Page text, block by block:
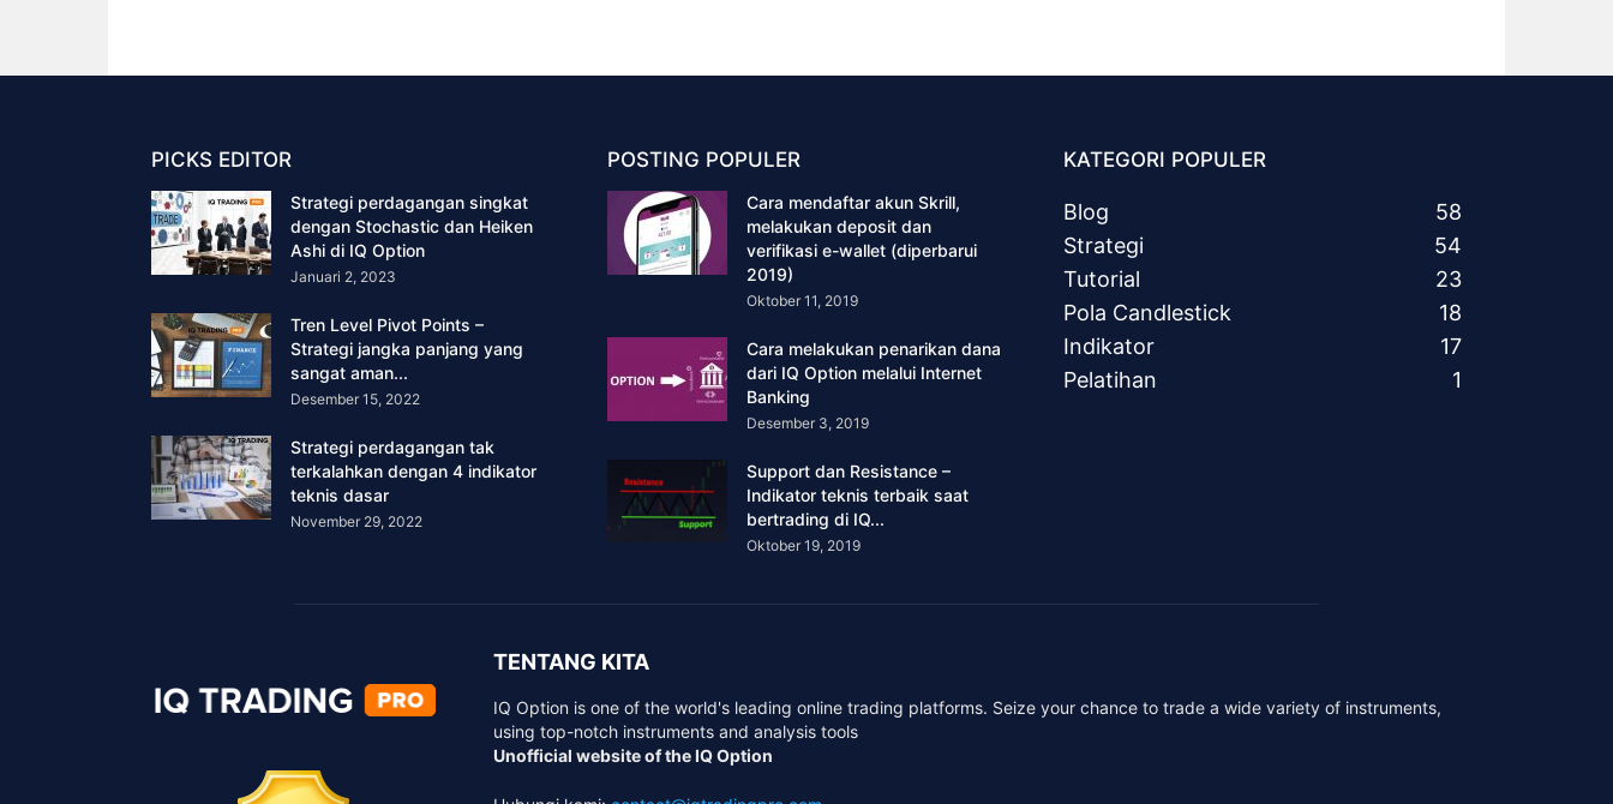
PICKS EDITOR
Strategi perdagangan singkat
dengan Stochastic dan Heiken
Ashi di IQ Option
Januari 2, 2023
Tren Level Pivot Points –
Strategi jangka panjang yang
sangat aman...
Desember 15, 2022
Strategi perdagangan tak
terkalahkan dengan 4 indikator
teknis dasar
November 29, 2022
POSTING POPULER
Cara mendaftar akun Skrill,
melakukan deposit dan
verifikasi e-wallet (diperbarui
2019)
Oktober 11, 2019
Cara melakukan penarikan dana
dari IQ Option melalui Internet
Banking
Desember 3, 2019
Support dan Resistance –
Indikator teknis terbaik saat
bertrading di IQ...
Oktober 19, 2019
KATEGORI POPULER
Blog
58
Strategi
54
Tutorial
23
Pola Candlestick
18
Indikator
17
Pelatihan
1
TENTANG KITA
IQ Option is one of the world's leading online trading platforms. Seize your chance to trade a wide variety of instruments,
using top-notch instruments and analysis tools
Unofficial website of the IQ Option